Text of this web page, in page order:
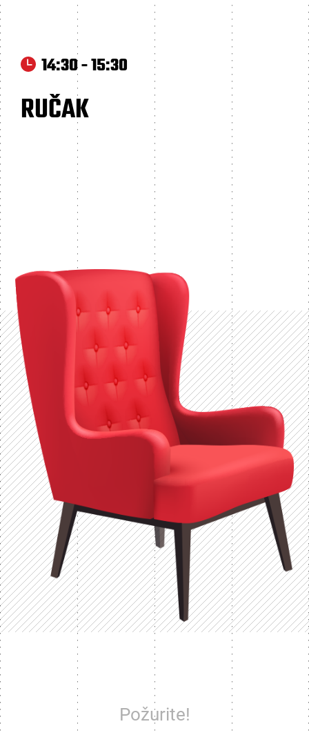
14:30 - 15:30
RUČAK
Požurite!